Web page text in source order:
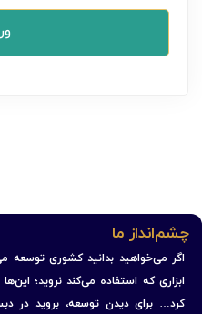
چشم‌انداز ما
اگر می‌خواهید بدانید کشوری توسعه
ابزاری که استفاده می‌کند نروید؛
کرد… برای دیدن توسعه، بروید در